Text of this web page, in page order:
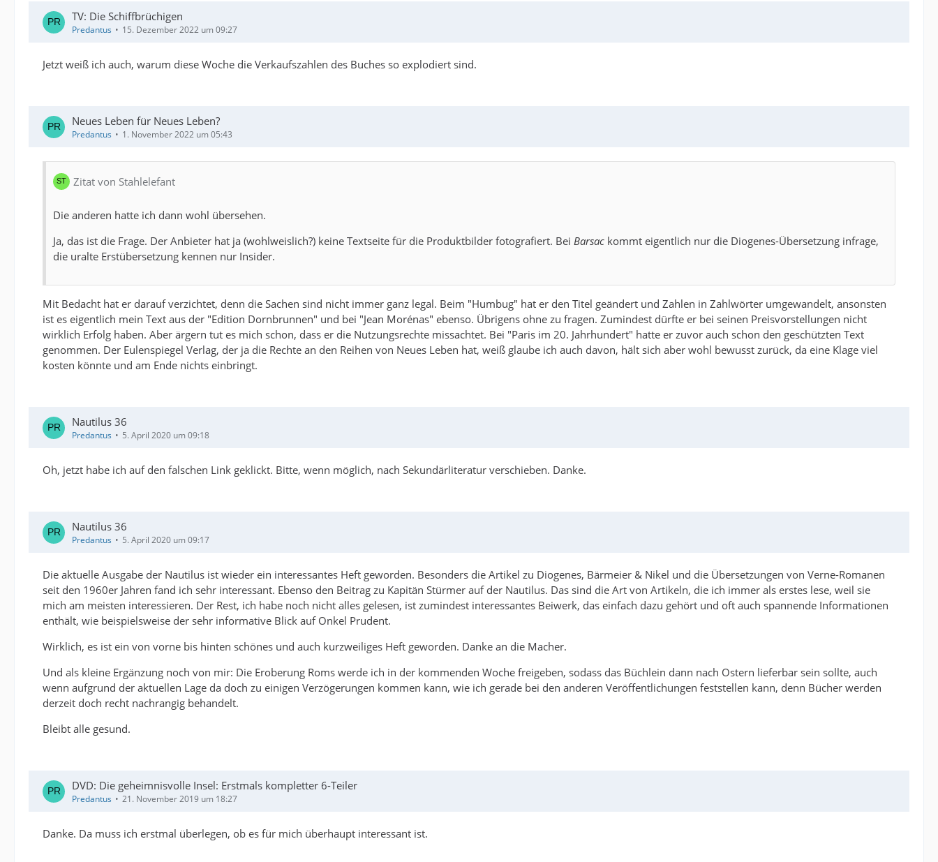
TV: Die Schiffbrüchigen
Predantus 15. Dezember 2022 um 09:27
Jetzt weiß ich auch, warum diese Woche die Verkaufszahlen des Buches so explodiert sind.
Neues Leben für Neues Leben?
Predantus 1. November 2022 um 05:43
Zitat von Stahlelefant
Die anderen hatte ich dann wohl übersehen.
Ja, das ist die Frage. Der Anbieter hat ja (wohlweislich?) keine Textseite für die Produktbilder fotografiert. Bei Barsac kommt eigentlich nur die Diogenes-Übersetzung infrage,
die uralte Erstübersetzung kennen nur Insider.
Mit Bedacht hat er darauf verzichtet, denn die Sachen sind nicht immer ganz legal. Beim "Humbug" hat er den Titel geändert und Zahlen in Zahlwörter umgewandelt, ansonsten
ist es eigentlich mein Text aus der "Edition Dornbrunnen" und bei "Jean Morénas" ebenso. Übrigens ohne zu fragen. Zumindest dürfte er bei seinen Preisvorstellungen nicht
wirklich Erfolg haben. Aber ärgern tut es mich schon, dass er die Nutzungsrechte missachtet. Bei "Paris im 20. Jahrhundert" hatte er zuvor auch schon den geschützten Text
genommen. Der Eulenspiegel Verlag, der ja die Rechte an den Reihen von Neues Leben hat, weiß glaube ich auch davon, hält sich aber wohl bewusst zurück, da eine Klage viel
kosten könnte und am Ende nichts einbringt.
Nautilus 36
Predantus 5. April 2020 um 09:18
Oh, jetzt habe ich auf den falschen Link geklickt. Bitte, wenn möglich, nach Sekundärliteratur verschieben. Danke.
Nautilus 36
Predantus 5. April 2020 um 09:17
Die aktuelle Ausgabe der Nautilus ist wieder ein interessantes Heft geworden. Besonders die Artikel zu Diogenes, Bärmeier & Nikel und die Übersetzungen von Verne-Romanen
seit den 1960er Jahren fand ich sehr interessant. Ebenso den Beitrag zu Kapitän Stürmer auf der Nautilus. Das sind die Art von Artikeln, die ich immer als erstes lese, weil sie
mich am meisten interessieren. Der Rest, ich habe noch nicht alles gelesen, ist zumindest interessantes Beiwerk, das einfach dazu gehört und oft auch spannende Informationen
enthält, wie beispielsweise der sehr informative Blick auf Onkel Prudent.
Wirklich, es ist ein von vorne bis hinten schönes und auch kurzweiliges Heft geworden. Danke an die Macher.
Und als kleine Ergänzung noch von mir: Die Eroberung Roms werde ich in der kommenden Woche freigeben, sodass das Büchlein dann nach Ostern lieferbar sein sollte, auch
wenn aufgrund der aktuellen Lage da doch zu einigen Verzögerungen kommen kann, wie ich gerade bei den anderen Veröffentlichungen feststellen kann, denn Bücher werden
derzeit doch recht nachrangig behandelt.
Bleibt alle gesund.
DVD: Die geheimnisvolle Insel: Erstmals kompletter 6-Teiler
Predantus 21. November 2019 um 18:27
Danke. Da muss ich erstmal überlegen, ob es für mich überhaupt interessant ist.